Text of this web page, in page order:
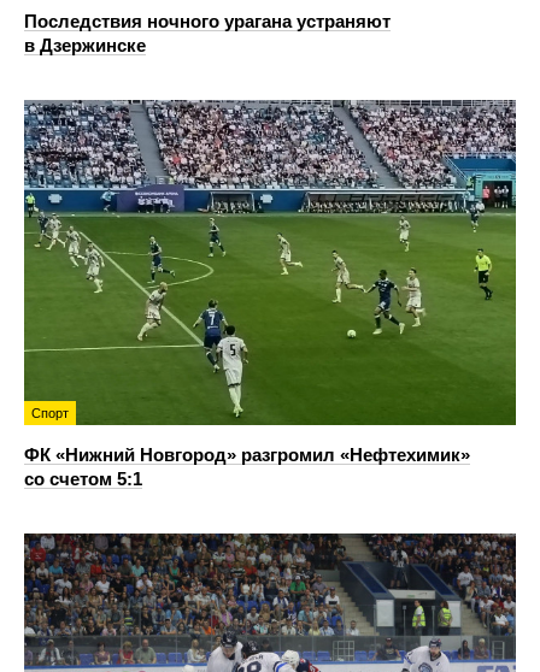
Последствия ночного урагана устраняют
в Дзержинске
Спорт
ФК «Нижний Новгород» разгромил «Нефтехимик»
со счетом 5:1